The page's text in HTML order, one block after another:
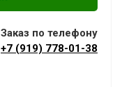
Заказ по телефону
+7 (919) 778-01-38